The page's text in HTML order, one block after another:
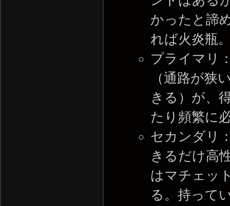
かったと諦
れば火炎瓶
プライマリ
（通路が狭
きる）が、
たり頻繁に
セカンダリ
きるだけ高
はマチェッ
る。持って